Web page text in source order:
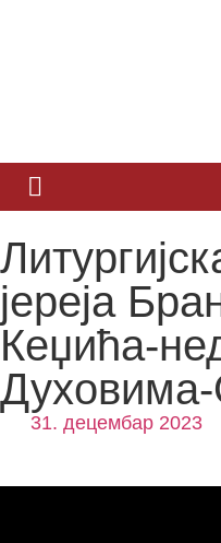
јереја
Кеџића-
31. децембар 2023